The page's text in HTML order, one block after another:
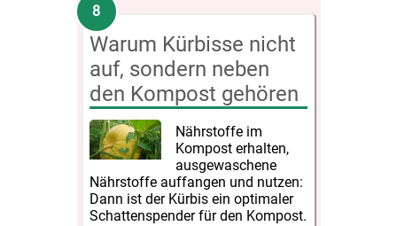
Warum Kürbisse nicht
auf, sondern neben
den Kompost gehören
Nährstoffe im
Kompost erhalten,
ausgewaschene
Nährstoffe auffangen und nutzen:
Dann ist der Kürbis ein optimaler
Schattenspender für den Kompost.